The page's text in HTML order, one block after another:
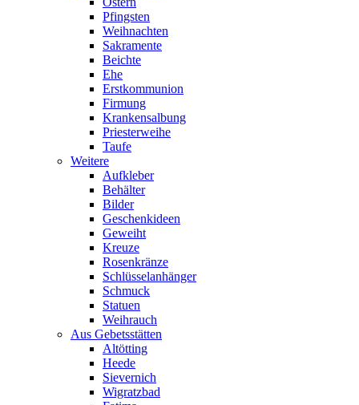
Pfingsten
Weihnachten
Sakramente
Beichte
Ehe
Erstkommunion
Firmung
Krankensalbung
Priesterweihe
Taufe
Weitere
Aufkleber
Behälter
Bilder
Geschenkideen
Geweiht
Kreuze
Rosenkränze
Schlüsselanhänger
Schmuck
Statuen
Weihrauch
Aus Gebetsstätten
Altötting
Heede
Sievernich
Wigratzbad